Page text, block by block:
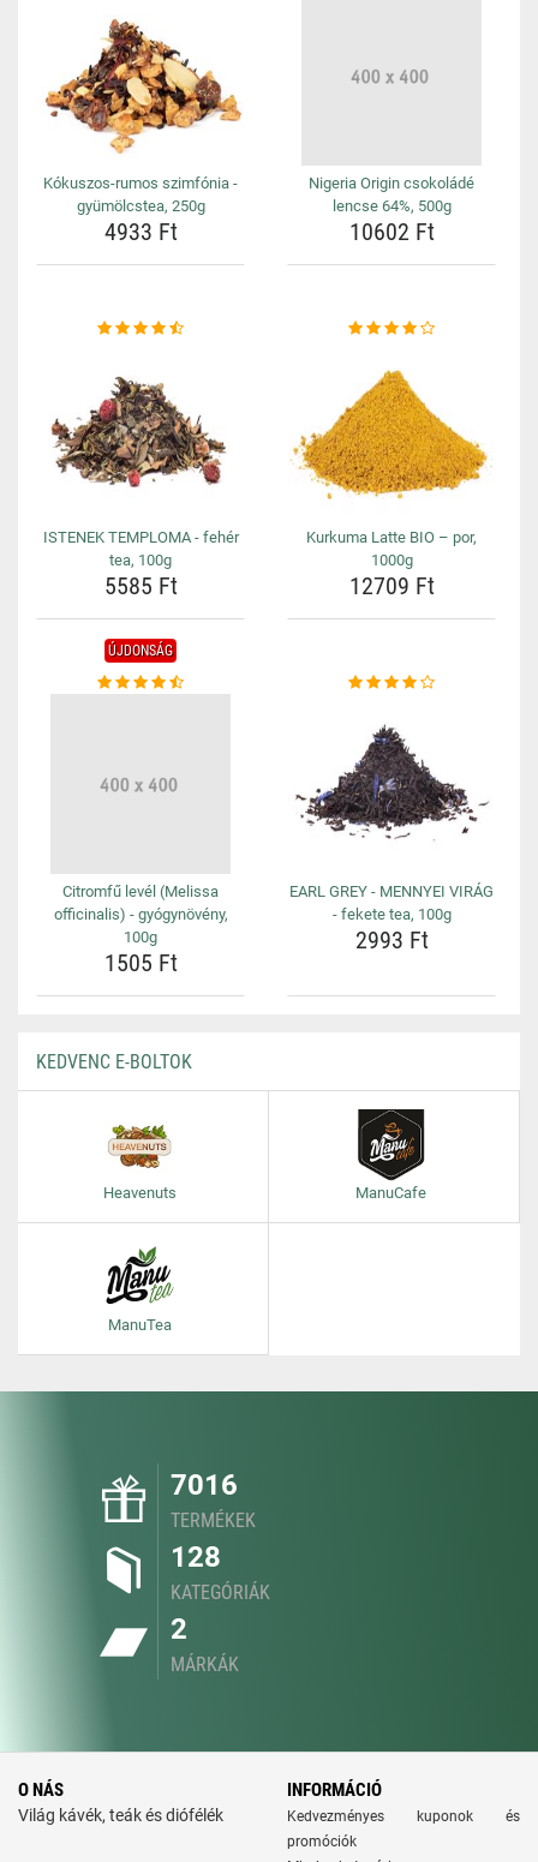
Kókuszos-rumos szimfónia -
gyümölcstea, 250g
4933 Ft
Nigeria Origin csokoládé
lencse 64%, 500g
10602 Ft
ISTENEK TEMPLOMA - fehér
tea, 100g
5585 Ft
Kurkuma Latte BIO – por,
1000g
12709 Ft
ÚJDONSÁG
Citromfű levél (Melissa
officinalis) - gyógynövény,
100g
1505 Ft
EARL GREY - MENNYEI VIRÁG
- fekete tea, 100g
2993 Ft
KEDVENC E-BOLTOK
Heavenuts ManuCafe
ManuTea
7016
TERMÉKEK
128
KATEGÓRIÁK
2
MÁRKÁK
O NÁS
Világ kávék, teák és diófélék
INFORMÁCIÓ
Kedvezményes kuponok és
promóciók